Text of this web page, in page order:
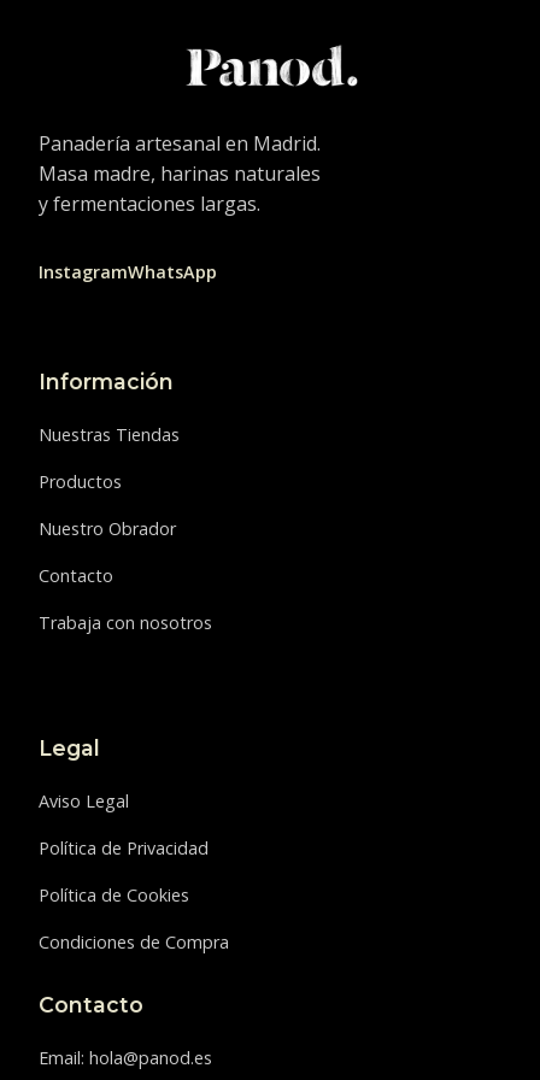
Panadería artesanal en Madrid.
Masa madre, harinas naturales
y fermentaciones largas.
InstagramWhatsApp
Información
Nuestras Tiendas
Productos
Nuestro Obrador
Contacto
Trabaja con nosotros
Legal
Aviso Legal
Política de Privacidad
Política de Cookies
Condiciones de Compra
Contacto
Email: hola@panod.es